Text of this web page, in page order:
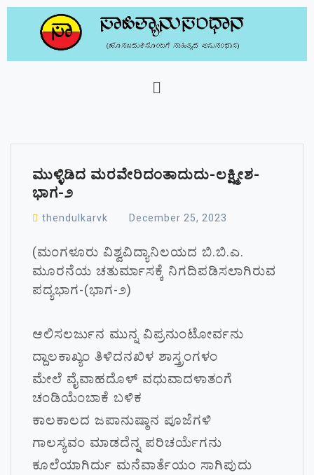
ಮುಳ್ಳಿಡಿದ ಮರವೇರಿದಂತಾದುದು-ಲಕ್ಷ್ಮೀಶ-
ಭಾಗ-೨
thendulkarvk December 25, 2023
(ಮಂಗಳೂರು ವಿಶ್ವವಿದ್ಯಾನಿಲಯದ ಬಿ.ಬಿ.ಎ.
ಮೂರನೆಯ ಚತುರ್ಮಾಸಕ್ಕೆ ನಿಗದಿಪಡಿಸಲಾಗಿರುವ
ಪದ್ಯಭಾಗ-(ಭಾಗ-೨)
ಆಲಿಸಲರ್ಜುನ ಮುನ್ನ ವಿಪ್ರನುಂಟೋರ್ವನು
ದ್ದಾಲಕಾಖ್ಯಂ ತಿಳಿದನಖಿಳ ಶಾಸ್ತ್ರಂಗಳಂ
ಮೇಲೆ ವೈವಾಹದೊಳ್ ವಧುವಾದಳಾತಂಗೆ
ಚಂಡಿಯೆಂಬಾಕೆ ಬಳಿಕ
ಕಾಲಕಾಲದ ಜಪಾನುಷ್ಠಾನ ಪೂಜೆಗಳಿ
ಗಾಲಸ್ಯವಂ ಮಾಡದೆನ್ನ ಪರಿಚರ್ಯೆಗನು
ಕೂಲೆಯಾಗಿರ್ದು ಮನೆವಾರ್ತೆಯಂ ಸಾಗಿಪುದು